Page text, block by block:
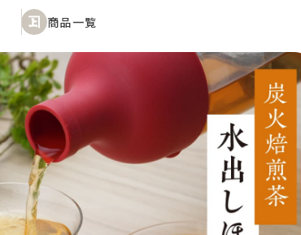
商品一覧